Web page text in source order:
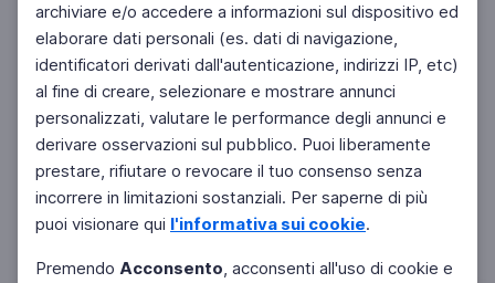
archiviare e/o accedere a informazioni sul dispositivo ed
elaborare dati personali (es. dati di navigazione,
identificatori derivati dall'autenticazione, indirizzi IP, etc)
al fine di creare, selezionare e mostrare annunci
personalizzati, valutare le performance degli annunci e
derivare osservazioni sul pubblico. Puoi liberamente
prestare, rifiutare o revocare il tuo consenso senza
incorrere in limitazioni sostanziali. Per saperne di più
puoi visionare qui l'informativa sui cookie.
Premendo Acconsento, acconsenti all'uso di cookie e